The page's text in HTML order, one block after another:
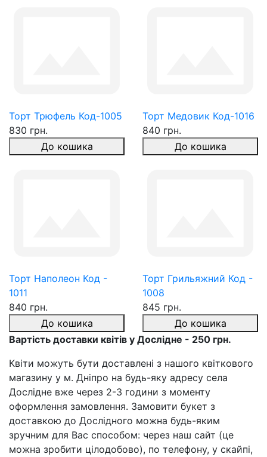
Торт Трюфель Код-1005
830 грн.
До кошика
Торт Медовик Код-1016
840 грн.
До кошика
Торт Наполеон Код -
1011
840 грн.
До кошика
Торт Грильяжний Код -
1008
845 грн.
До кошика
Вартість доставки квітів у Дослідне - 250 грн.
Квіти можуть бути доставлені з нашого квіткового
магазину у м. Дніпро на будь-яку адресу села
Дослідне вже через 2-3 години з моменту
оформлення замовлення. Замовити букет з
доставкою до Дослідного можна будь-яким
зручним для Вас способом: через наш сайт (це
можна зробити цілодобово), по телефону, у скайпі,